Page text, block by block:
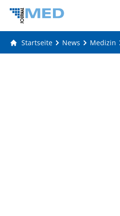
Startseite News Medizin